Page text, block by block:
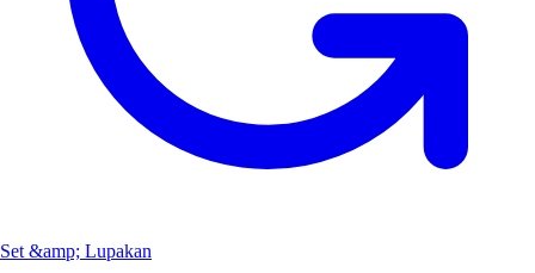
Set &amp; Lupakan